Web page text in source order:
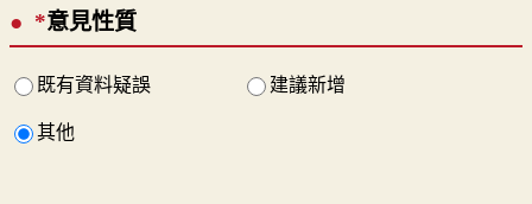
*意見性質
既有資料疑誤 建議新增
其他